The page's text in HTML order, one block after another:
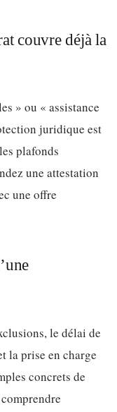
couvre déjà la
» ou « assistance
juridique est
plafonds
une attestation
une offre
le délai de
la prise en charge
concrets de